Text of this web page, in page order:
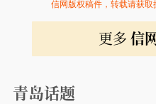
信网版权稿件，转载请获取
更多 信
青岛话题